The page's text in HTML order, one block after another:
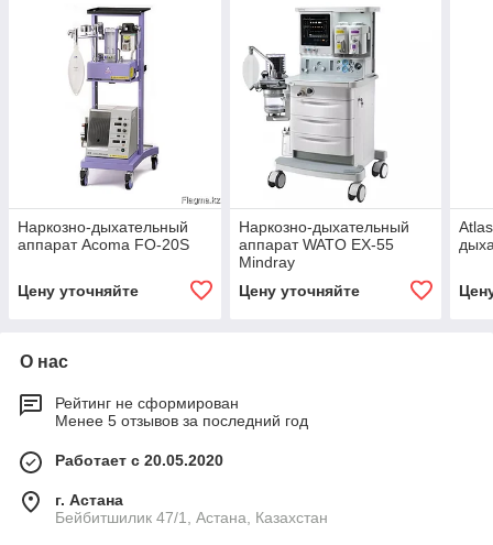
Наркозно-дыхательный
аппарат Acoma FO-20S
Цену уточняйте
Наркозно-дыхательный
аппарат WATO EX-55
Mindray
Цену уточняйте
О нас
Рейтинг не сформирован
Менее 5 отзывов за последний год
Работает с 20.05.2020
г. Астана
Бейбитшилик 47/1, Астана, Казахстан